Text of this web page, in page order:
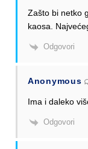
Zašto bi netko
kaosa.
Odgovori
Anonymous
Ima i daleko
Odgovori